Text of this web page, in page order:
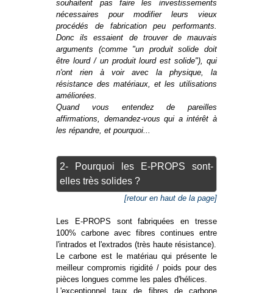
souhaitent pas faire les investissements
nécessaires pour modifier leurs vieux
procédés de fabrication peu performants.
Donc ils essaient de trouver de mauvais
arguments (comme "un produit solide doit
être lourd / un produit lourd est solide"), qui
n'ont rien à voir avec la physique, la
résistance des matériaux, et les utilisations
améliorées.
Quand vous entendez de pareilles
affirmations, demandez-vous qui a intérêt à
les répandre, et pourquoi...
2- Pourquoi les E-PROPS sont-
elles très solides ?
[retour en haut de la page]
Les E-PROPS sont fabriquées en tresse
100% carbone avec fibres continues entre
l'intrados et l'extrados (très haute résistance).
Le carbone est le matériau qui présente le
meilleur compromis rigidité / poids pour des
pièces longues comme les pales d'hélices.
L'exceptionnel taux de fibres de carbone